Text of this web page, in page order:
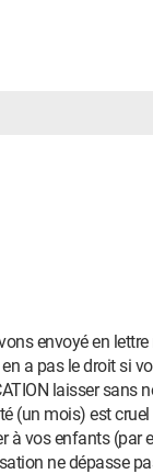
envoyé en
a pas le droit si
laisser sans
(un mois) est
à vos enfants (par
ne dépasse